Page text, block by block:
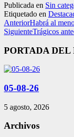
Publicada en Sin
Etiquetado en
AnteriorHabrá al
SiguienteTrágicos
PORTADA DEL
05-08-26
5 agosto, 2026
Archivos